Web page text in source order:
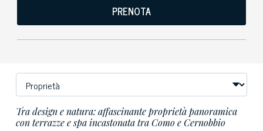
PRENOTA
Tra design e natura: affascinante proprietà panoramica
con terrazze e spa incastonata tra Como e Cernobbio